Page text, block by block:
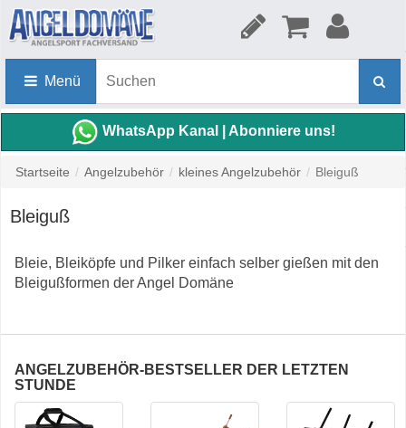
Menü
WhatsApp Kanal | Abonniere uns!
Startseite / Angelzubehör / kleines Angelzubehör / Bleiguß
Bleiguß
Bleie, Bleiköpfe und Pilker einfach selber gießen mit den
Bleigußformen der Angel Domäne
ANGELZUBEHÖR-BESTSELLER DER LETZTEN
STUNDE